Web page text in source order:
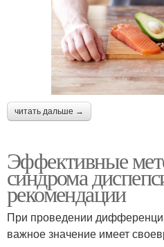
читать дальше →
Эффективные
синдрома
рекомендации
При проведении
важное значение имеет